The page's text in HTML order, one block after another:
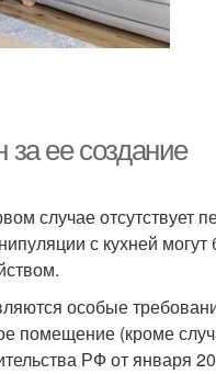
ее создание
случае отсутствует
с кухней могут
особые
помещение (кроме
РФ от января